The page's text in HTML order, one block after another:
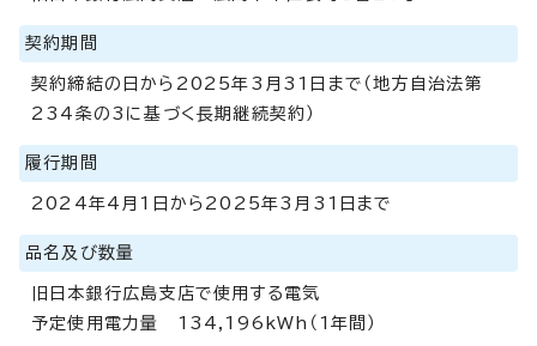
契約期間
契約締結の日から2025年3月31日まで（地方自治法第
234条の3に基づく長期継続契約）
履行期間
2024年4月1日から2025年3月31日まで
品名及び数量
旧日本銀行広島支店で使用する電気
予定使用電力量 134,196kWh（1年間）